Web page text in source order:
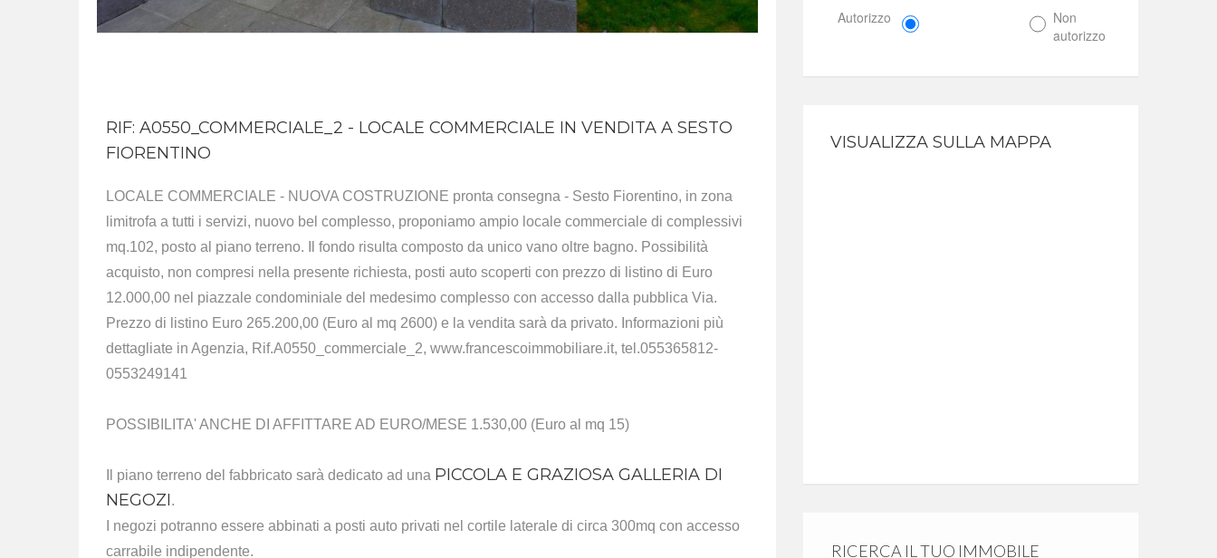
RIF: A0550_COMMERCIALE_2 - LOCALE COMMERCIALE IN VENDITA A SESTO
FIORENTINO
LOCALE COMMERCIALE - NUOVA COSTRUZIONE pronta consegna - Sesto Fiorentino, in zona
limitrofa a tutti i servizi, nuovo bel complesso, proponiamo ampio locale commerciale di complessivi
mq.102, posto al piano terreno. Il fondo risulta composto da unico vano oltre bagno. Possibilità
acquisto, non compresi nella presente richiesta, posti auto scoperti con prezzo di listino di Euro
12.000,00 nel piazzale condominiale del medesimo complesso con accesso dalla pubblica Via.
Prezzo di listino Euro 265.200,00 (Euro al mq 2600) e la vendita sarà da privato. Informazioni più
dettagliate in Agenzia, Rif.A0550_commerciale_2, www.francescoimmobiliare.it, tel.055365812-
0553249141
POSSIBILITA' ANCHE DI AFFITTARE AD EURO/MESE 1.530,00 (Euro al mq 15)
Il piano terreno del fabbricato sarà dedicato ad una PICCOLA E GRAZIOSA GALLERIA DI
NEGOZI.
I negozi potranno essere abbinati a posti auto privati nel cortile laterale di circa 300mq con accesso
carrabile indipendente.
Autorizzo
Non
autorizzo
VISUALIZZA SULLA MAPPA
RICERCA IL TUO IMMOBILE